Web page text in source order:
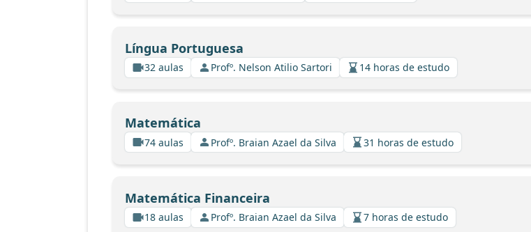
Língua Portuguesa
32 aulas Profº. Nelson Atilio Sartori 14 horas de estudo
Matemática
74 aulas Profº. Braian Azael da Silva 31 horas de estudo
Matemática Financeira
18 aulas Profº. Braian Azael da Silva 7 horas de estudo